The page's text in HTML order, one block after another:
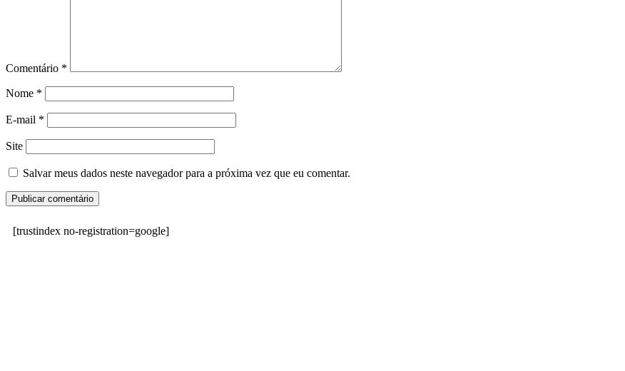
Comentário *
Nome *
E-mail *
Site
Salvar meus dados neste navegador para a próxima vez que eu comentar.
[trustindex no-registration=google]